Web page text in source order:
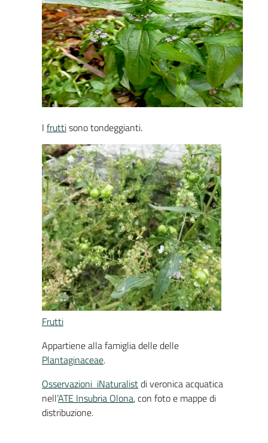
I fruttisono tondeggianti.
Frutti
Appartiene alla famiglia delle delle
Plantaginaceae.
Osservazioni iNaturalistdi veronica acquatica
nell’ATE Insubria Olona, con foto e mappe di
distribuzione.